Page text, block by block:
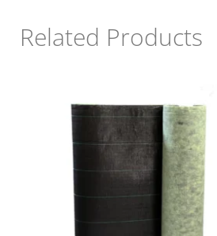
Related Products